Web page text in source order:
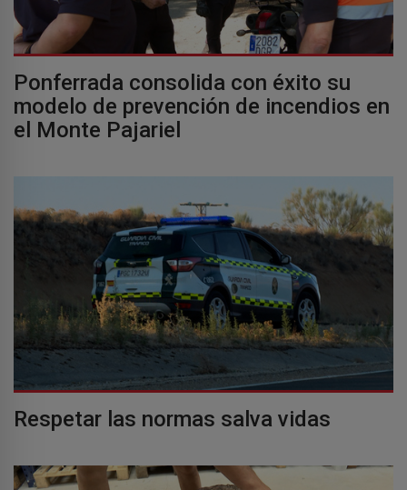
Ponferrada consolida con éxito su
modelo de prevención de incendios en
el Monte Pajariel
Respetar las normas salva vidas